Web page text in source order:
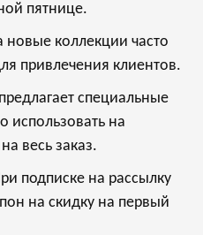
пятнице.
новые коллекции часто
привлечения клиентов.
специальные
использовать на
весь заказ.
подписке на рассылку
на скидку на первый